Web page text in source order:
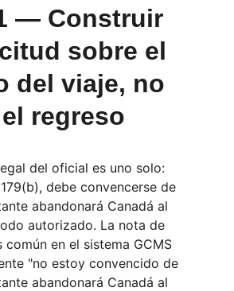
— Construir
sobre el
del viaje, no
regreso
del oficial es uno solo:
debe convencerse de
abandonará Canadá al
autorizado. La nota de
común en el sistema GCMS
"no estoy convencido de
abandonará Canadá al